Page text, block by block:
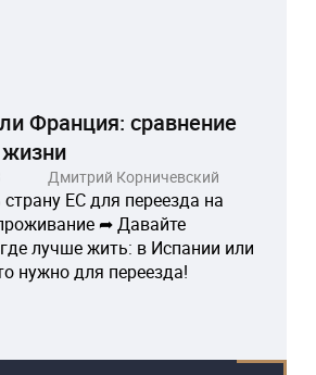
Франция: сравнение
Дмитрий Корничевский
ЕС для переезда на
➦ Давайте
лучше жить: в Испании или
нужно для переезда!